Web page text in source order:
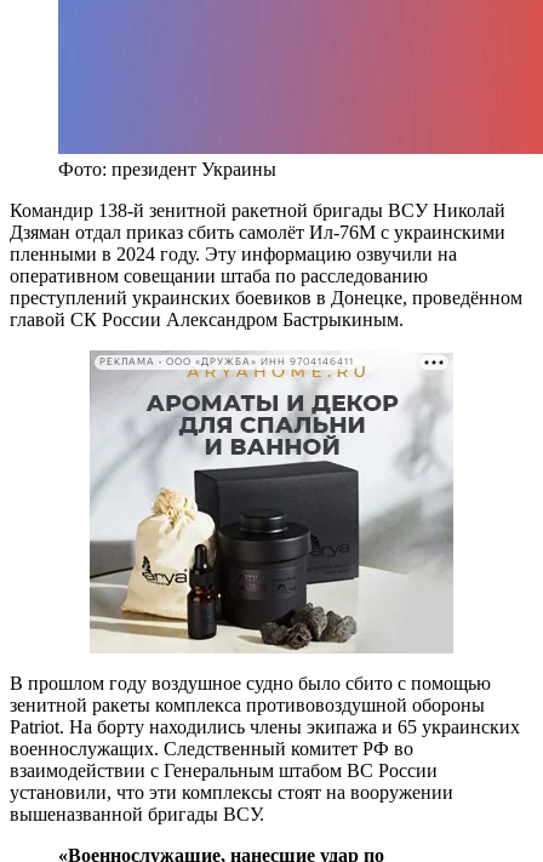
Фото: президент Украины
Командир 138-й зенитной ракетной бригады ВСУ Николай
Дзяман отдал приказ сбить самолёт Ил-76М с украинскими
пленными в 2024 году. Эту информацию озвучили на
оперативном совещании штаба по расследованию
преступлений украинских боевиков в Донецке, проведённом
главой СК России Александром Бастрыкиным.
РЕКЛАМА • ООО «ДРУЖБА» ИНН 9704146411
В прошлом году воздушное судно было сбито с помощью
зенитной ракеты комплекса противовоздушной обороны
Patriot. На борту находились члены экипажа и 65 украинских
военнослужащих. Следственный комитет РФ во
взаимодействии с Генеральным штабом ВС России
установили, что эти комплексы стоят на вооружении
вышеназванной бригады ВСУ.
«Военнослужащие, нанесшие удар по